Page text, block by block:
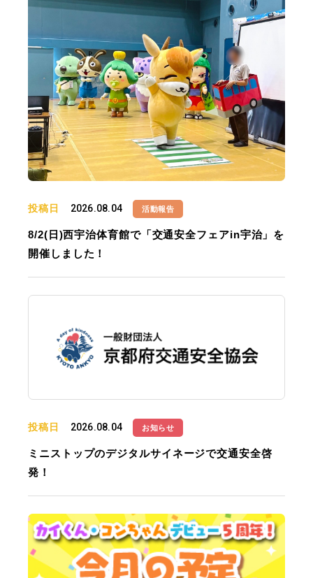
投稿日 2026.08.04 活動報告
8/2(日)西宇治体育館で「交通安全フェアin宇治」を
開催しました！
投稿日 2026.08.04 お知らせ
ミニストップのデジタルサイネージで交通安全啓
発！